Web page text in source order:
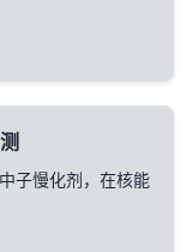
子慢化剂，在核能